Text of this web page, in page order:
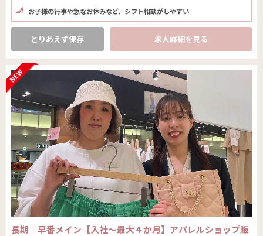
お子様の行事や急なお休みなど、シフト相談がしやすい
とりあえず保存 求人詳細を見る
長期｜早番メイン【入社～最大４か月】アパレルショップ販